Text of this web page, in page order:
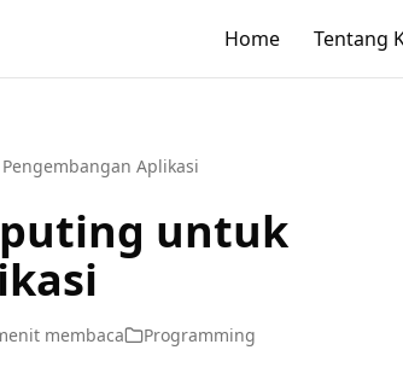
Home Tentang
Aplikasi
untuk
membaca Programming